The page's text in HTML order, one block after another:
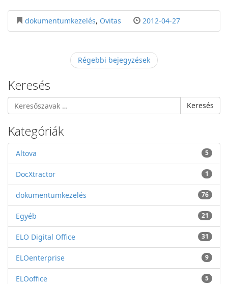
dokumentumkezelés, Ovitas 2012-04-27
Régebbi bejegyzések
Keresés
Keresés
Kategóriák
Altova 5
DocXtractor 1
dokumentumkezelés 76
Egyéb 21
ELO Digital Office 31
ELOenterprise 9
ELOoffice 5